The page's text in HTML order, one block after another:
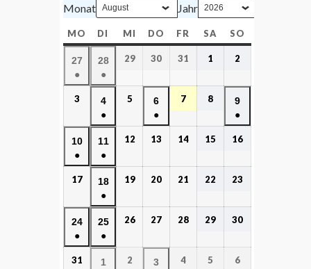
Monat Jahr
MO DI MI DO FR SA SO
27
●
28
●
29 30 31 1 2
3
4
●
5
6
●
7 8
9
●
10
●
11
●
12 13 14 15 16
17
18
●
19 20 21 22 23
24
●
25
●
26 27 28 29 30
31
1
2
3
4 5 6